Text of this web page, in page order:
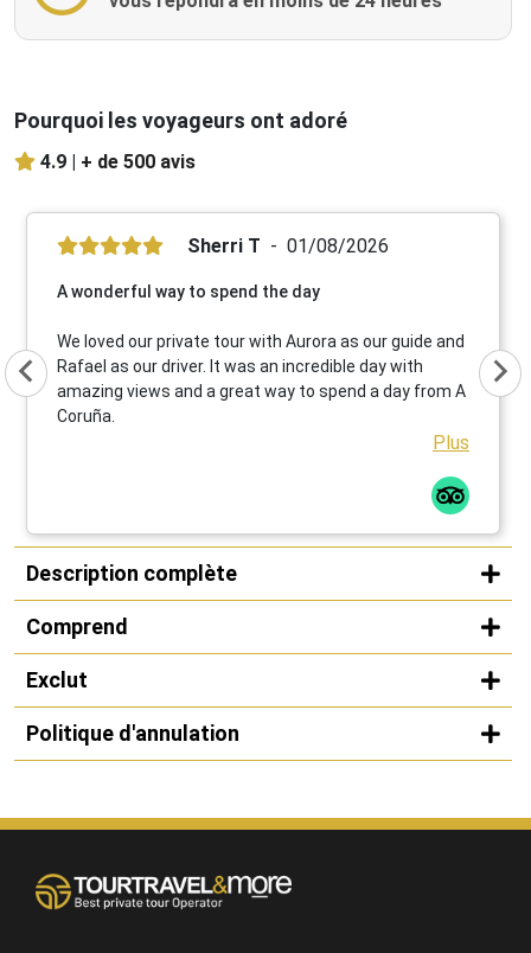
Pourquoi les voyageurs ont adoré
4.9 | + de 500 avis
Sherri T 01/08/2026
A wonderful way to spend the day
We loved our private tour with Aurora as our guide and
Rafael as our driver. It was an incredible day with
amazing views and a great way to spend a day from A
Coruña.
Plus
Description complète
Comprend
Exclut
Politique d'annulation